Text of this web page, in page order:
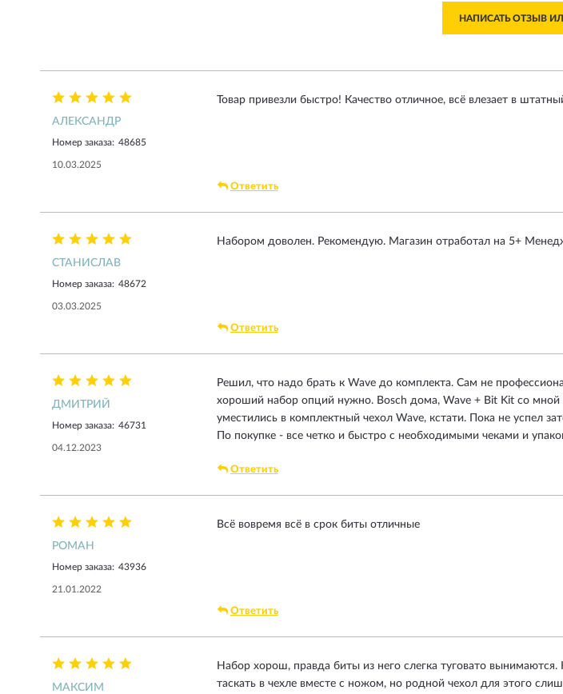
НАПИСАТЬ ОТЗЫВ
АЛЕКСАНДР
Номер заказа: 48685
10.03.2025
Товар привезли быстро! Качество отличное, всё влезает в
Ответить
СТАНИСЛАВ
Номер заказа: 48672
03.03.2025
Набором доволен. Рекомендую. Магазин отработал на 5+
Ответить
ДМИТРИЙ
Номер заказа: 46731
04.12.2023
Решил, что надо брать к Wave до комплекта. Сам не
хороший набор опций нужно. Bosch дома, Wave + Bit Kit со мной
уместились в комплектный чехол Wave, кстати. Пока не успел
По покупке - все четко и быстро с необходимыми чеками и
Ответить
РОМАН
Номер заказа: 43936
21.01.2022
Всё вовремя всё в срок биты отличные
Ответить
МАКСИМ
Набор хорош, правда биты из него слегка туговато
таскать в чехле вместе с ножом, но родной чехол для этого